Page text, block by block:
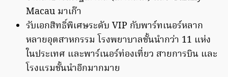
Macau มาเก๊า
รับเอกสิทธิ์พิเศษระดับ VIP กับพาร์ทเนอร์หลาก
หลายอุตสาหกรรม โรงพยาบาลชั้นนำกว่า 11 แห่ง
ในประเทศ และพาร์เนอร์ท่องเที่ยว สายการบิน และ
โรงแรมชั้นนำอีกมากมาย